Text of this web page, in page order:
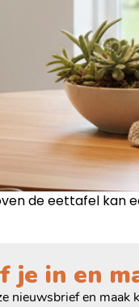
de eettafel kan
je in en
nieuwsbrief en maak